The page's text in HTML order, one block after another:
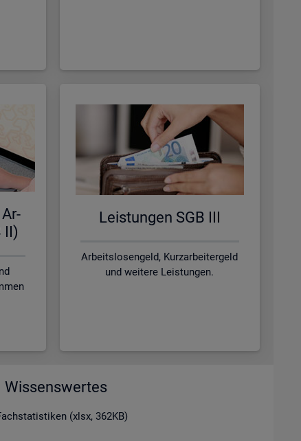
Ar­
II)
Leis­tun­gen SGB III
Arbeitslosengeld, Kurzarbeitergeld
und weitere Leistungen.
Wissenswertes
(xlsx, 362KB)